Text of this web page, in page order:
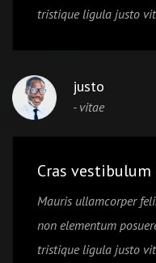
tristique ligula justo
justo
- vitae
Cras
Mauris ullamcorper
non elementum
tristique ligula justo